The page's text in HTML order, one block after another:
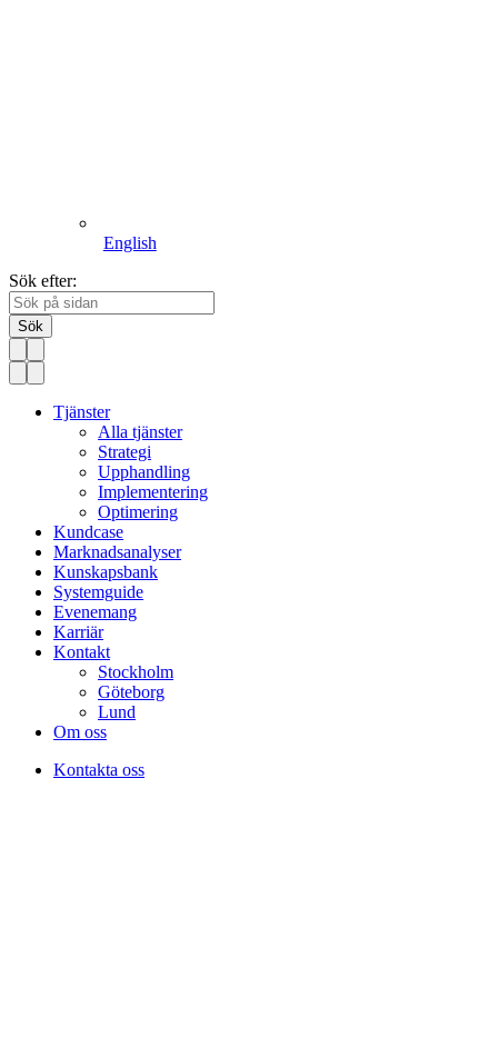
English
Sök efter:
Sök
Tjänster
Alla tjänster
Strategi
Upphandling
Implementering
Optimering
Kundcase
Marknadsanalyser
Kunskapsbank
Systemguide
Evenemang
Karriär
Kontakt
Stockholm
Göteborg
Lund
Om oss
Kontakta oss